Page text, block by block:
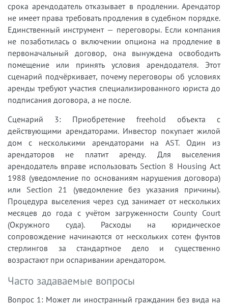
срока арендодатель отказывает в продлении. Арендатор
не имеет права требовать продления в судебном порядке.
Единственный инструмент — переговоры. Если компания
не позаботилась о включении опциона на продление в
первоначальный договор, она вынуждена освободить
помещение или принять условия арендодателя. Этот
сценарий подчёркивает, почему переговоры об условиях
аренды требуют участия специализированного юриста до
подписания договора, а не после.
Сценарий 3: Приобретение freehold объекта с
действующими арендаторами. Инвестор покупает жилой
дом с несколькими арендаторами на AST. Один из
арендаторов не платит аренду. Для выселения
арендодатель вправе использовать Section 8 Housing Act
1988 (уведомление по основаниям нарушения договора)
или Section 21 (уведомление без указания причины).
Процедура выселения через суд занимает от нескольких
месяцев до года с учётом загруженности County Court
(Окружного суда). Расходы на юридическое
сопровождение начинаются от нескольких сотен фунтов
стерлингов за стандартное дело и существенно
возрастают при оспаривании арендатором.
Часто задаваемые вопросы
Вопрос 1: Может ли иностранный гражданин без вида на